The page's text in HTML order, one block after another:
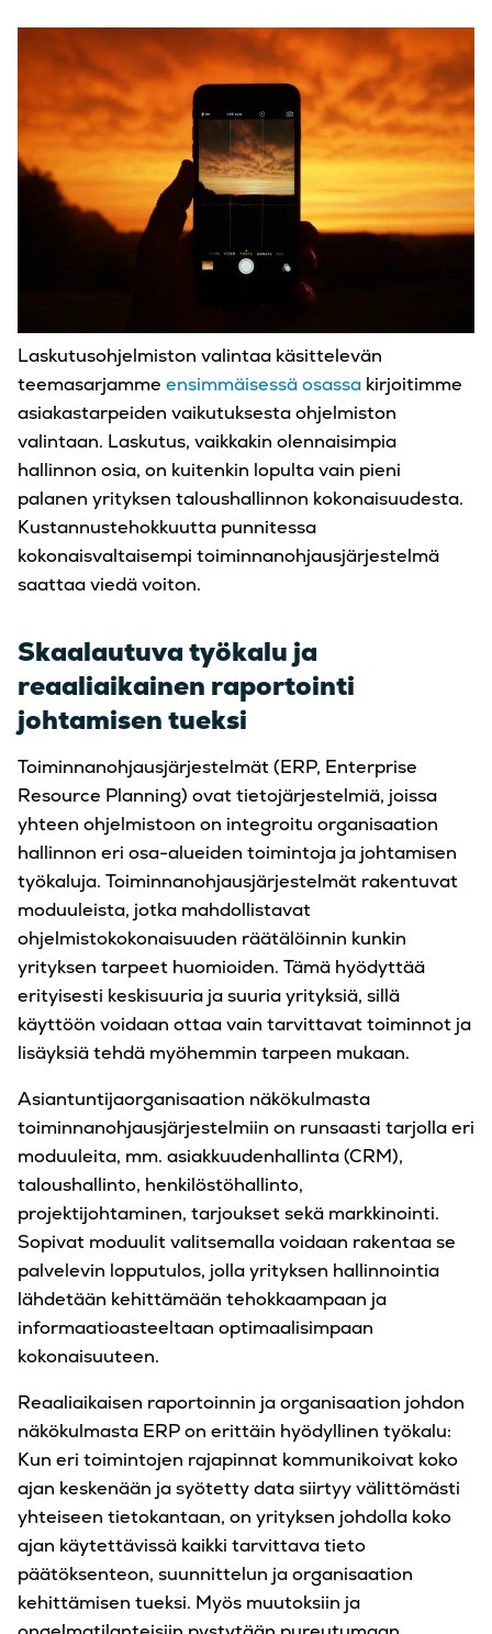
Laskutusohjelmiston valintaa käsittelevän
teemasarjamme ensimmäisessä osassa kirjoitimme
asiakastarpeiden vaikutuksesta ohjelmiston
valintaan. Laskutus, vaikkakin olennaisimpia
hallinnon osia, on kuitenkin lopulta vain pieni
palanen yrityksen taloushallinnon kokonaisuudesta.
Kustannustehokkuutta punnitessa
kokonaisvaltaisempi toiminnanohjausjärjestelmä
saattaa viedä voiton.
Skaalautuva työkalu ja
reaaliaikainen raportointi
johtamisen tueksi
Toiminnanohjausjärjestelmät (ERP, Enterprise
Resource Planning) ovat tietojärjestelmiä, joissa
yhteen ohjelmistoon on integroitu organisaation
hallinnon eri osa-alueiden toimintoja ja johtamisen
työkaluja. Toiminnanohjausjärjestelmät rakentuvat
moduuleista, jotka mahdollistavat
ohjelmistokokonaisuuden räätälöinnin kunkin
yrityksen tarpeet huomioiden. Tämä hyödyttää
erityisesti keskisuuria ja suuria yrityksiä, sillä
käyttöön voidaan ottaa vain tarvittavat toiminnot ja
lisäyksiä tehdä myöhemmin tarpeen mukaan.
Asiantuntijaorganisaation näkökulmasta
toiminnanohjausjärjestelmiin on runsaasti tarjolla eri
moduuleita, mm. asiakkuudenhallinta (CRM),
taloushallinto, henkilöstöhallinto,
projektijohtaminen, tarjoukset sekä markkinointi.
Sopivat moduulit valitsemalla voidaan rakentaa se
palvelevin lopputulos, jolla yrityksen hallinnointia
lähdetään kehittämään tehokkaampaan ja
informaatioasteeltaan optimaalisimpaan
kokonaisuuteen.
Reaaliaikaisen raportoinnin ja organisaation johdon
näkökulmasta ERP on erittäin hyödyllinen työkalu:
Kun eri toimintojen rajapinnat kommunikoivat koko
ajan keskenään ja syötetty data siirtyy välittömästi
yhteiseen tietokantaan, on yrityksen johdolla koko
ajan käytettävissä kaikki tarvittava tieto
päätöksenteon, suunnittelun ja organisaation
kehittämisen tueksi. Myös muutoksiin ja